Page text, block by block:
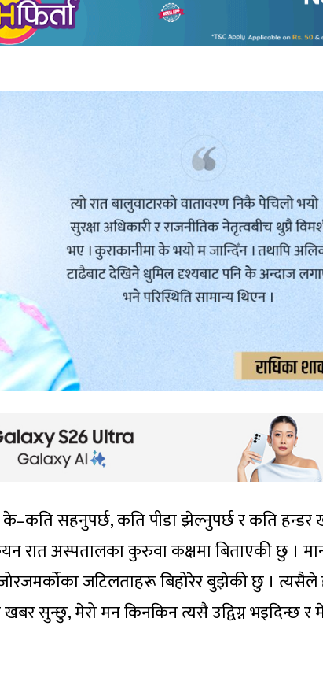
के–कति सहनुपर्छ, कति पीडा झेल्नुपर्छ र कति हन्डर
रात अस्पतालका कुरुवा कक्षमा बिताएकी छु ।
जटिलताहरू बिहोरेर बुझेकी छु । त्यसैले
सुन्छु, मेरो मन किनकिन त्यसै उद्विग्न भइदिन्छ र